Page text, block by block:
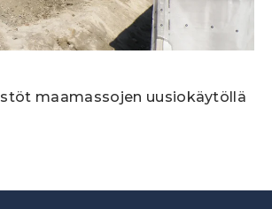
maamassojen uusiokäytöllä